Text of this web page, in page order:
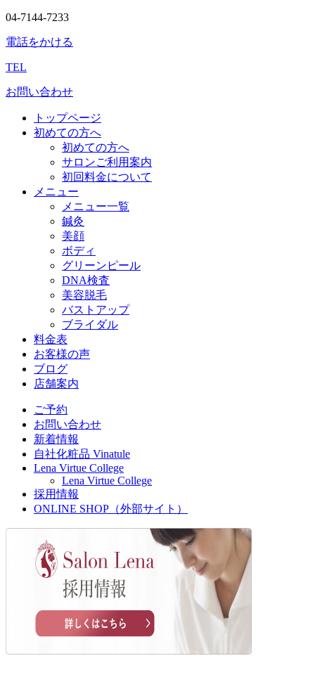
04-7144-7233
電話をかける
TEL
お問い合わせ
トップページ
初めての方へ
初めての方へ
サロンご利用案内
初回料金について
メニュー
メニュー一覧
鍼灸
美顔
ボディ
グリーンピール
DNA検査
美容脱毛
バストアップ
ブライダル
料金表
お客様の声
ブログ
店舗案内
ご予約
お問い合わせ
新着情報
自社化粧品 Vinatule
Lena Virtue College
Lena Virtue College
採用情報
ONLINE SHOP（外部サイト）